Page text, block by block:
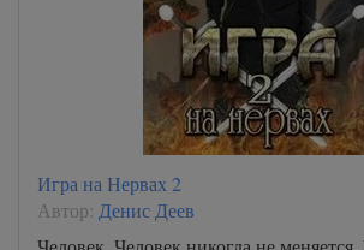
Игра на Нервах 2
Автор: Денис Деев